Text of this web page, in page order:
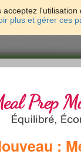
plus et gérer ces
Forme & santé
Bons Plans
: